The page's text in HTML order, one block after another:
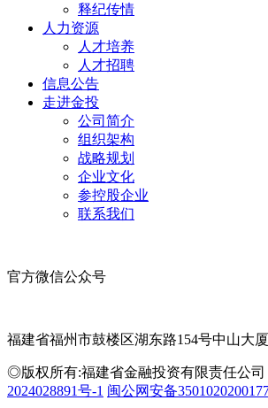
释纪传情
人力资源
人才培养
人才招聘
信息公告
走进金投
公司简介
组织架构
战略规划
企业文化
参控股企业
联系我们
官方微信公众号
福建省福州市鼓楼区湖东路154号中山大
◎版权所有:福建省金融投资有限责任公
2024028891号-1 闽公网安备